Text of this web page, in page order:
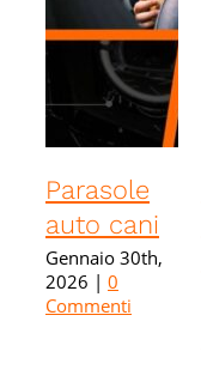
Parasole
auto cani
Gennaio 30th,
2026 | 0
Commenti